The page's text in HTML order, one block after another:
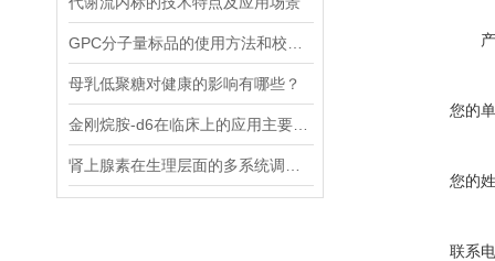
母乳低聚糖对健康的影响有哪些？
您的
您的
联系